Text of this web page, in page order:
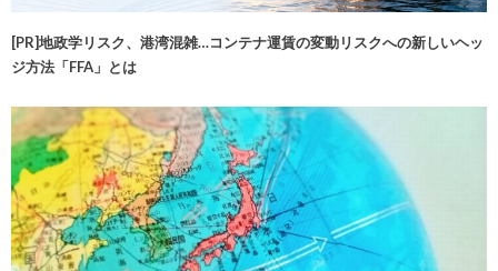
[PR]地政学リスク、港湾混雑…コンテナ運賃の変動リスクへの新しいヘッ
ジ方法「FFA」とは